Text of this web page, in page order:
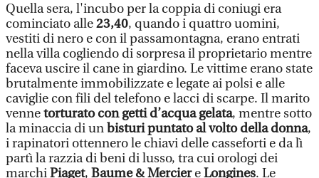
Quella sera, l'incubo per la coppia di coniugi era
cominciato alle23,40, quando i quattro uomini,
vestiti di nero e con il passamontagna, erano entrati
nella villa cogliendo di sorpresa il proprietario mentre
faceva uscire il cane in giardino. Le vittime erano state
brutalmente immobilizzate e legate ai polsi e alle
caviglie con fili del telefono e lacci di scarpe. Il marito
vennetorturato con getti d’acqua gelata, mentre sotto
la minaccia di unbisturi puntato al volto della donna,
i rapinatori ottennero le chiavi delle casseforti e da lì
partì la razzia di beni di lusso, tra cui orologi dei
marchiPiaget, Baume & MerciereLongines. Le